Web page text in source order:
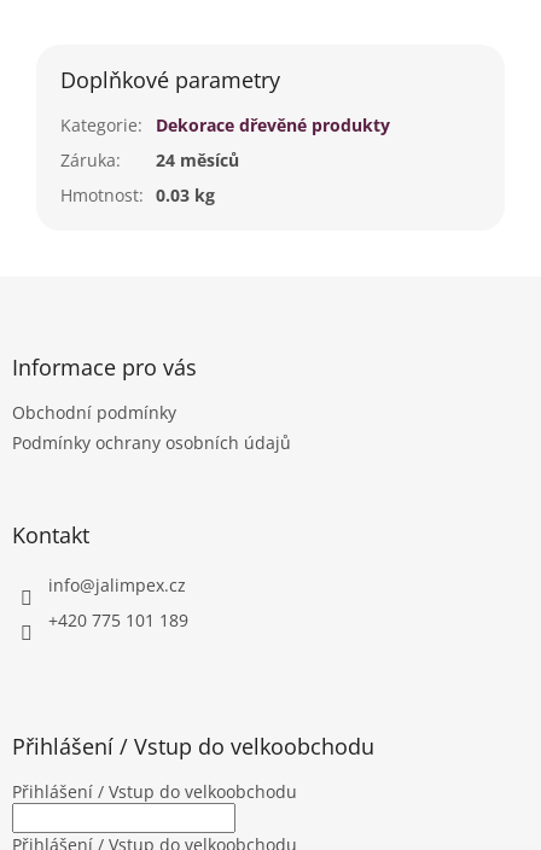
Doplňkové parametry
Kategorie:
Dekorace dřevěné produkty
Záruka:
24 měsíců
Hmotnost: 0.03 kg
Informace pro vás
Obchodní podmínky
Podmínky ochrany osobních údajů
Kontakt
info@jalimpex.cz
+420 775 101 189
Přihlášení / Vstup do velkoobchodu
Přihlášení / Vstup do velkoobchodu
Přihlášení / Vstup do velkoobchodu